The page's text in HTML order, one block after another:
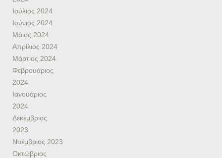
Ιούλιος 2024
Ιούνιος 2024
Μάιος 2024
Απρίλιος 2024
Μάρτιος 2024
Φεβρουάριος
2024
Ιανουάριος
2024
Δεκέμβριος
2023
Νοέμβριος 2023
Οκτώβριος